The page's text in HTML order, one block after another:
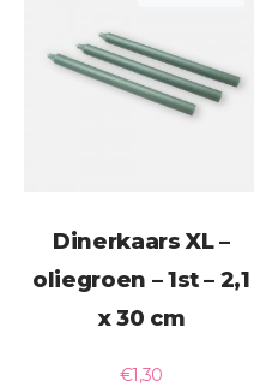
Dinerkaars XL –
oliegroen – 1st – 2,1
x 30 cm
€1,30